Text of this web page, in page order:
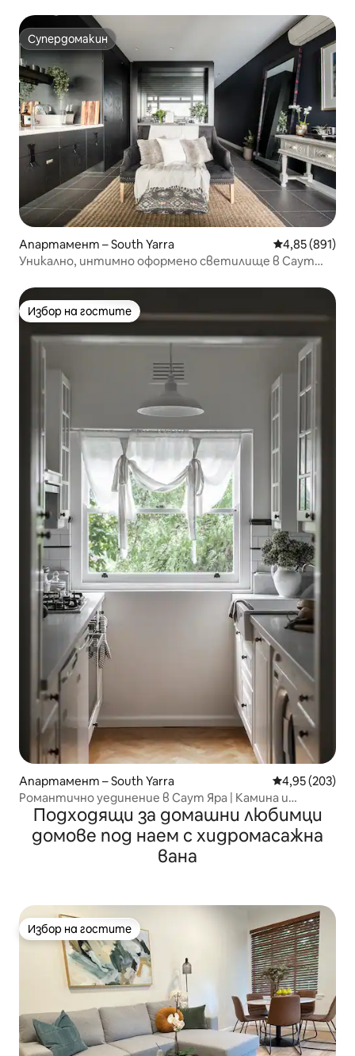
Супердомакин
Супердомакин
Апартамент – South Yarra Средна
4,85 (891)
Уникално, интимно оформено светилище в Саут
Избор на гостите
Избор на гостите
Апартамент – South Yarra Средна
4,95 (203)
Романтично уединение в Саут Яра | Камина и
паркинг
Подходящи за домашни любимци
домове под наем с хидромасажна
вана
Избор на гостите
Избор на гостите